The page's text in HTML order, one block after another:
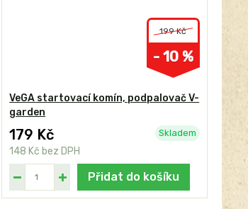
199 Kč
- 10 %
VeGA startovací komín, podpalovač V-
garden
179 Kč
148 Kč bez DPH
Skladem
Přidat do košíku